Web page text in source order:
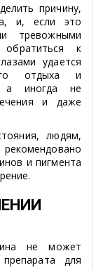
причину,
и, если это
тревожными
к
удается
отдыха и
а иногда не
и даже
людям,
и пигмента
не может
для